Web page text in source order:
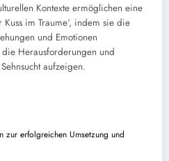
Kontexte ermöglichen eine
im Traume‘, indem sie die
und Emotionen
Herausforderungen und
aufzeigen.
zur erfolgreichen Umsetzung und